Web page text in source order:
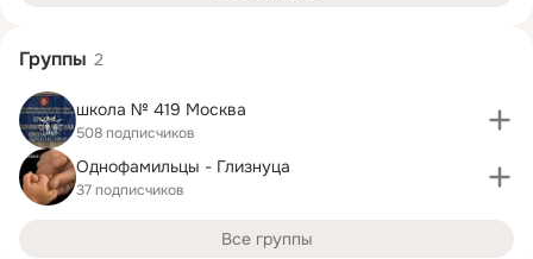
Группы 2
школа № 419 Москва
508 подписчиков
Однофамильцы - Глизнуца
37 подписчиков
Все группы